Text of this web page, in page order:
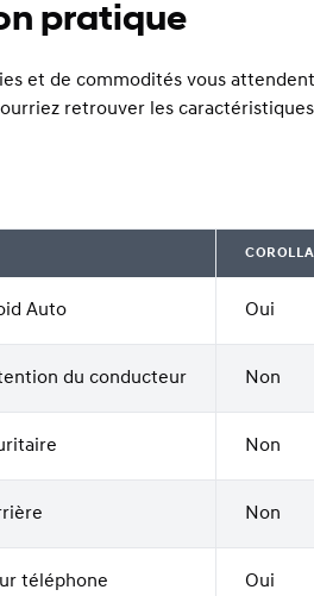
pratique
et de commodités vous attendent
retrouver les
COROLLA
Auto Oui
du conducteur Non
Non
Non
téléphone Oui